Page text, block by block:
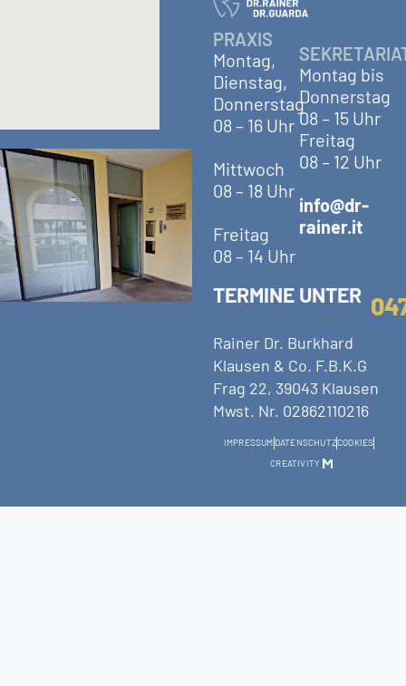
PRAXIS
Montag,
Dienstag,
Donnerstag
08 – 16 Uhr
Mittwoch
08 – 18 Uhr
Freitag
08 – 14 Uhr
Montag bis
Donnerstag
08 – 15 Uhr
Freitag
08 – 12 Uhr
info@dr-
rainer.it
TERMINE UNTER
Rainer Dr. Burkhard
Klausen & Co. F.B.K.G
Frag 22, 39043 Klausen
Mwst. Nr. 02862110216
IMPRESSUM DATENSCHUTZCOOKIES
CREATIVITY